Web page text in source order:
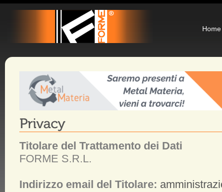
Home
Titolare del Trattamento dei Dati
FORME S.R.L.
Indirizzo email del Titolare: